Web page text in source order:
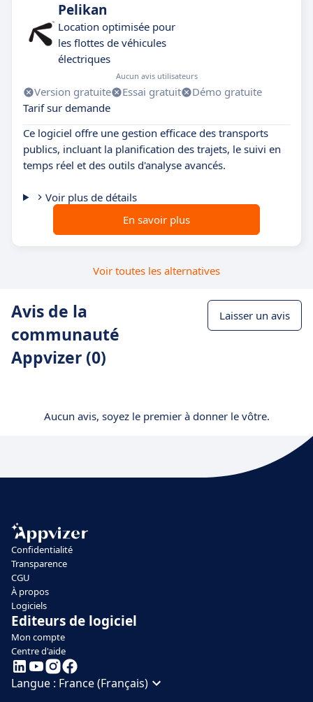
Pelikan
Location optimisée pour
les flottes de véhicules
électriques
Aucun avis utilisateurs
Version gratuite Essai gratuit
Démo gratuite
Tarif sur demande
Ce logiciel offre une gestion efficace des transports
publics, incluant la planification des trajets, le suivi en
temps réel et des outils d'analyse avancés.
Voir plus de détails
En savoir plus
Voir toutes les alternatives
Avis de la
communauté
Appvizer (0)
Laisser un avis
Aucun avis, soyez le premier à donner le vôtre.
Confidentialité
Transparence
CGU
À propos
Logiciels
Editeurs de logiciel
Mon compte
Centre d'aide
Langue : France (Français)